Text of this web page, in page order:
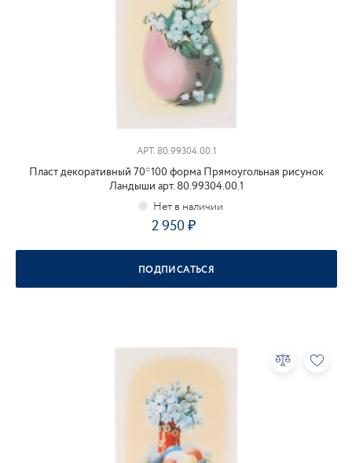
АРТ.80.99304.00.1
Пласт декоративный 70*100 форма Прямоугольная рисунок
Ландыши арт. 80.99304.00.1
2 950
ПОДПИСАТЬСЯ